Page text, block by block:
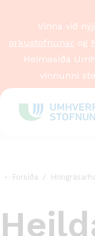
Vinna við
orkustofnunar og
Heimasíða
vinnunni
Forsíða